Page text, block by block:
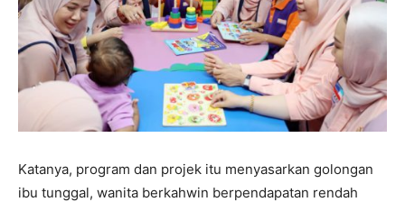
Katanya, program dan projek itu menyasarkan golongan
ibu tunggal, wanita berkahwin berpendapatan rendah